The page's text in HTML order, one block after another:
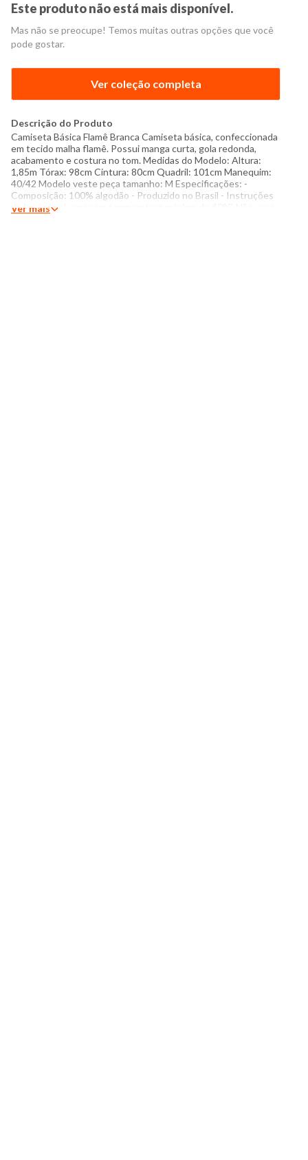
Este produto não está mais disponível.
Mas não se preocupe! Temos muitas outras opções que você
pode gostar.
Ver coleção completa
Descrição do Produto
Camiseta Básica Flamê Branca Camiseta básica, confeccionada
em tecido malha flamê. Possui manga curta, gola redonda,
acabamento e costura no tom. Medidas do Modelo: Altura:
1,85m Tórax: 98cm Cintura: 80cm Quadril: 101cm Manequim:
40/42 Modelo veste peça tamanho: M Especificações: -
Composição: 100% algodão - Produzido no Brasil - Instruções
de lavagem: Lavar com temperatura máxima de 40°C Não usar
Ver mais